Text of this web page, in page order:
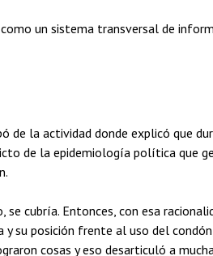
un sistema transversal de
de la actividad donde explicó que
de la epidemiología política que
cubría. Entonces, con esa
y su posición frente al uso del
cosas y eso desarticuló a